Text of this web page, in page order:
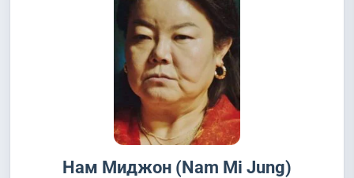
Нам Миджон (Nam Mi Jung)